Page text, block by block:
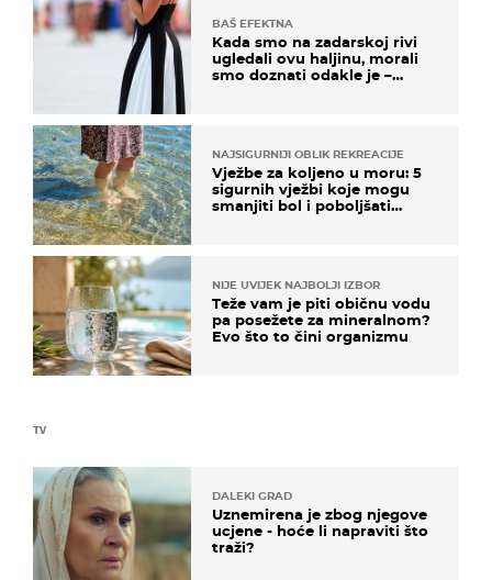
TV
DALEKI GRAD
Uznemirena je zbog njegove
ucjene - hoće li napraviti što
traži?
BAŠ EFEKTNA
Kada smo na zadarskoj rivi
ugledali ovu haljinu, morali
smo doznati odakle je –
NAJSIGURNIJI OBLIK REKREACIJE
Vježbe za koljeno u moru: 5
sigurnih vježbi koje mogu
smanjiti bol i poboljšati
NIJE UVIJEK NAJBOLJI IZBOR
Teže vam je piti običnu vodu
pa posežete za mineralnom?
Evo što to čini organizmu